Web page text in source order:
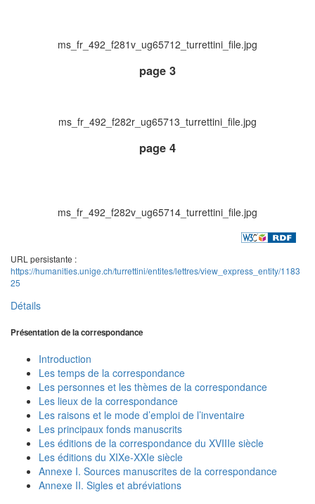
ms_fr_492_f281v_ug65712_turrettini_file.jpg
page 3
ms_fr_492_f282r_ug65713_turrettini_file.jpg
page 4
ms_fr_492_f282v_ug65714_turrettini_file.jpg
URL persistante :
https://humanities.unige.ch/turrettini/entites/lettres/view_express_entity/1183
25
Détails
Présentation de la correspondance
Introduction
Les temps de la correspondance
Les personnes et les thèmes de la correspondance
Les lieux de la correspondance
Les raisons et le mode d’emploi de l’inventaire
Les principaux fonds manuscrits
Les éditions de la correspondance du XVIIIe siècle
Les éditions du XIXe-XXIe siècle
Annexe I. Sources manuscrites de la correspondance
Annexe II. Sigles et abréviations